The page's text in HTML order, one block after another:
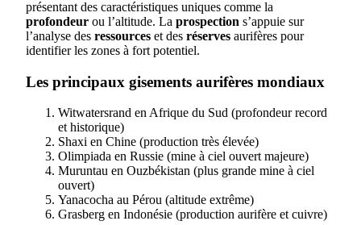
présentant des caractéristiques uniques comme la
profondeur ou l’altitude. La prospection s’appuie sur
l’analyse des ressources et des réserves aurifères pour
identifier les zones à fort potentiel.
Les principaux gisements aurifères mondiaux
Witwatersrand en Afrique du Sud (profondeur record
et historique)
Shaxi en Chine (production très élevée)
Olimpiada en Russie (mine à ciel ouvert majeure)
Muruntau en Ouzbékistan (plus grande mine à ciel
ouvert)
Yanacocha au Pérou (altitude extrême)
Grasberg en Indonésie (production aurifère et cuivre)